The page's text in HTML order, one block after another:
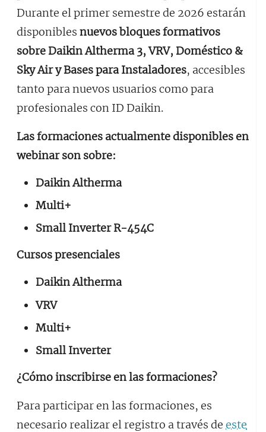
Durante el primer semestre de 2026 estarán
disponibles nuevos bloques formativos
sobre Daikin Altherma 3, VRV, Doméstico &
Sky Air y Bases para Instaladores, accesibles
tanto para nuevos usuarios como para
profesionales con ID Daikin.
Las formaciones actualmente disponibles en
webinar son sobre:
Daikin Altherma
Multi+
Small Inverter R-454C
Cursos presenciales
Daikin Altherma
VRV
Multi+
Small Inverter
¿Cómo inscribirse en las formaciones?
Para participar en las formaciones, es
necesario realizar el registro a través de este